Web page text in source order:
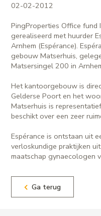
02-02-2012
PingProperties Office fund
gerealiseerd met huurder
Arnhem (Espérance).
gebouw Matserhuis,
Matsersingel 200 in
Het kantoorgebouw is
Gelderse Poort en het
Matserhuis is
beschikt over een zeer
Espérance is ontstaan uit
verloskundige praktijken
maatschap gynaecologen
Ga terug